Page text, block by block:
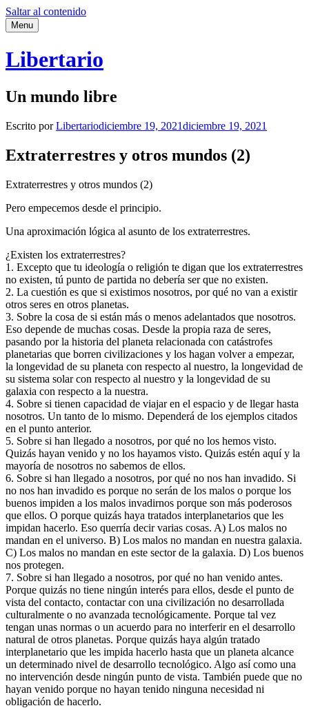
Saltar al contenido
Menu
Libertario
Un mundo libre
Escrito porLibertariodiciembre 19, 2021diciembre 19, 2021
Extraterrestres y otros mundos (2)
Extraterrestres y otros mundos (2)
Pero empecemos desde el principio.
Una aproximación lógica al asunto de los extraterrestres.
¿Existen los extraterrestres?
1. Excepto que tu ideología o religión te digan que los extraterrestres
no existen, tú punto de partida no debería ser que no existen.
2. La cuestión es que si existimos nosotros, por qué no van a existir
otros seres en otros planetas.
3. Sobre la cosa de si están más o menos adelantados que nosotros.
Eso depende de muchas cosas. Desde la propia raza de seres,
pasando por la historia del planeta relacionada con catástrofes
planetarias que borren civilizaciones y los hagan volver a empezar,
la longevidad de su planeta con respecto al nuestro, la longevidad de
su sistema solar con respecto al nuestro y la longevidad de su
galaxia con respecto a la nuestra.
4. Sobre si tienen capacidad de viajar en el espacio y de llegar hasta
nosotros. Un tanto de lo mismo. Dependerá de los ejemplos citados
en el punto anterior.
5. Sobre si han llegado a nosotros, por qué no los hemos visto.
Quizás hayan venido y no los hayamos visto. Quizás estén aquí y la
mayoría de nosotros no sabemos de ellos.
6. Sobre si han llegado a nosotros, por qué no nos han invadido. Si
no nos han invadido es porque no serán de los malos o porque los
buenos impiden a los malos invadirnos porque son más poderosos
que ellos. O porque quizás haya tratados interplanetarios que les
impidan hacerlo. Eso querría decir varias cosas. A) Los malos no
mandan en el universo. B) Los malos no mandan en nuestra galaxia.
C) Los malos no mandan en este sector de la galaxia. D) Los buenos
nos protegen.
7. Sobre si han llegado a nosotros, por qué no han venido antes.
Porque quizás no tiene ningún interés para ellos, desde el punto de
vista del contacto, contactar con una civilización no desarrollada
culturalmente o no avanzada tecnológicamente. Porque tal vez
tengan unas normas o un acuerdo para no interferir en el desarrollo
natural de otros planetas. Porque quizás haya algún tratado
interplanetario que les impida hacerlo hasta que un planeta alcance
un determinado nivel de desarrollo tecnológico. Algo así como una
no intervención desde ningún punto de vista. También puede que no
hayan venido porque no hayan tenido ninguna necesidad ni
obligación de hacerlo.